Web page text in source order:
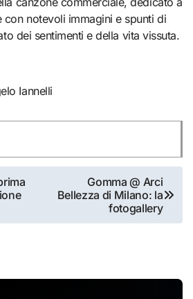
con notevoli immagini e spunti di
dei sentimenti e della vita vissuta.
Iannelli
Gomma @ Arci
Bellezza di Milano: la
fotogallery